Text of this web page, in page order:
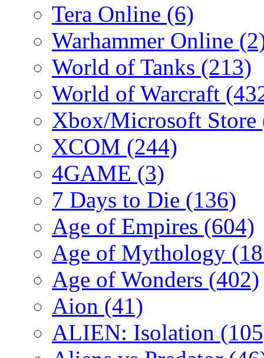
Tera Online (6)
Warhammer Online
World of Tanks (213)
World of Warcraft
Xbox/Microsoft Store
XCOM (244)
4GAME (3)
7 Days to Die (136)
Age of Empires (604)
Age of Mythology
Age of Wonders (402)
Aion (41)
ALIEN: Isolation